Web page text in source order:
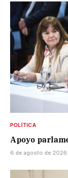
POLÍTICA
Apoyo
6 de agosto de 2026